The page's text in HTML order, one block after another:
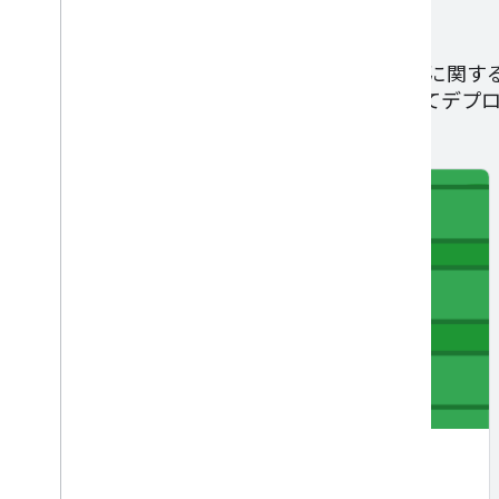
これらのモジュールでは、本番環境への移行に関
リングなど、現実世界で ML モデルを構築してデプ